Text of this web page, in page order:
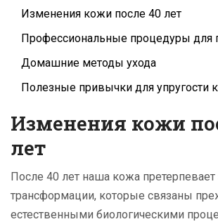
Изменения кожи после 40 лет
Профессиональные процедуры для
Домашние методы ухода
Полезные привычки для упругости
Изменения кожи
лет
После 40 лет наша кожа претерпевает
трансформации, которые связаны
естественными биологическими